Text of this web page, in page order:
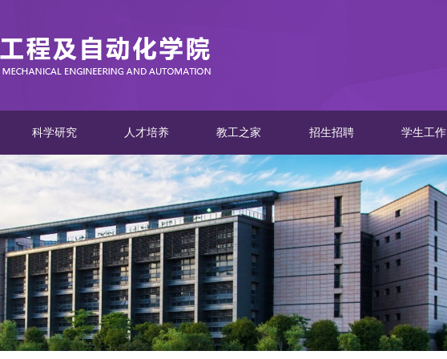
科学研究 人才培养 教工之家 招生招聘 学生工作